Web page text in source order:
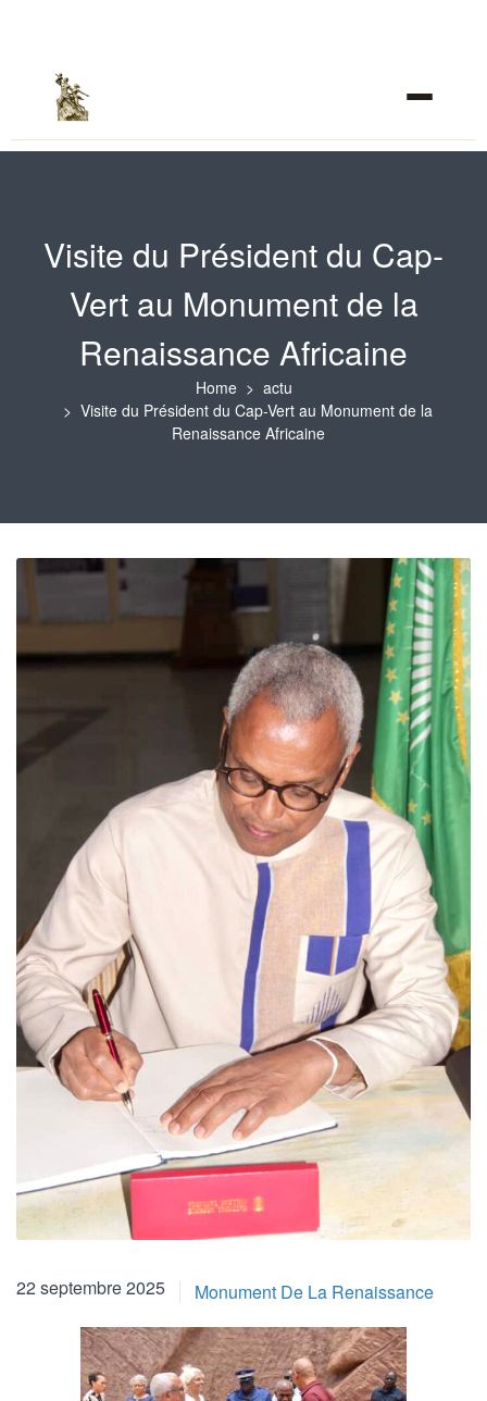
Visite du Président du Cap-
Vert au Monument de la
Renaissance Africaine
Home
actu
Visite du Président du Cap-Vert au Monument de la
Renaissance Africaine
22 septembre 2025 Monument De La Renaissance